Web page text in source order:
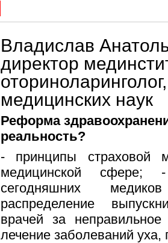
Владислав
директор
медицинских наук
Реформа
реальность?
- принципы страховой
медицинской сфере; -
сегодняшних
распределение
врачей за
лечение заболеваний уха,